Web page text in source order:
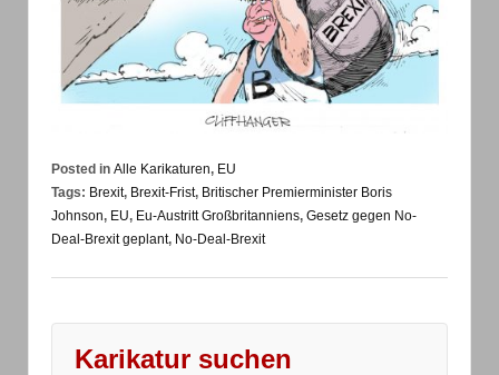
Posted in Alle Karikaturen, EU
Tags: Brexit, Brexit-Frist, Britischer Premierminister Boris
Johnson, EU, Eu-Austritt Großbritanniens, Gesetz gegen No-
Deal-Brexit geplant, No-Deal-Brexit
Karikatur suchen